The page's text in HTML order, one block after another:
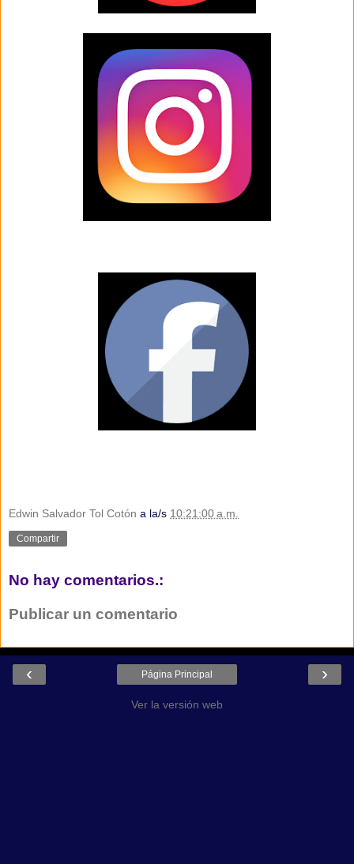
Edwin Salvador Tol Cotón a la/s 10:21:00 a.m.
Compartir
No hay comentarios.:
Publicar un comentario
‹ ›
Página Principal
Ver la versión web